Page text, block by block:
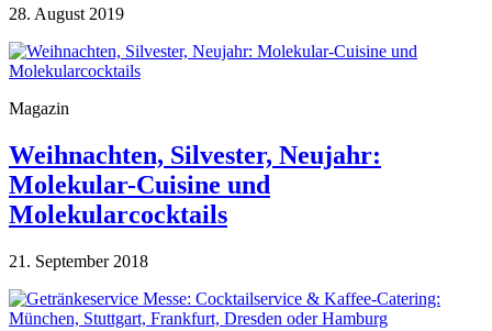
28. August 2019
Magazin
Weihnachten, Silvester, Neujahr:
Molekular-Cuisine und
Molekularcocktails
21. September 2018